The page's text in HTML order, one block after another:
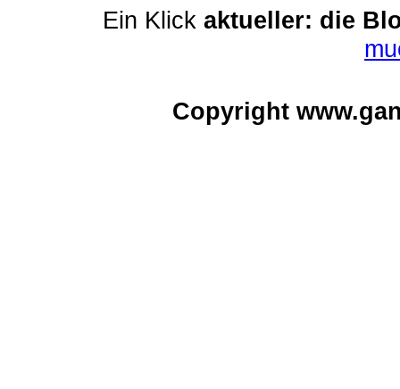
Ein Klick aktueller: die
Copyright